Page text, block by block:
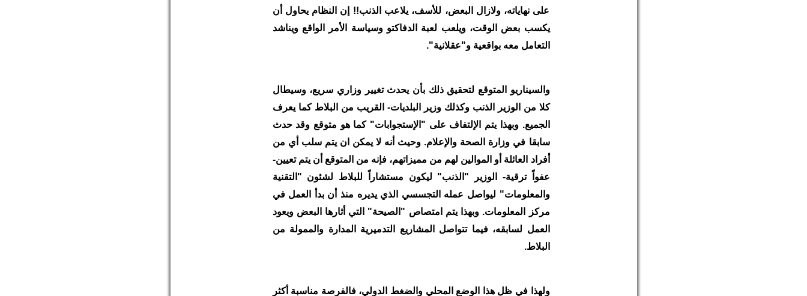
على نهاياته، ولازال البعض، للأسف، يلاعب الذنب!! إن النظام يحاول أن
يكسب بعض الوقت، ويلعب لعبة الدفاكتو وسياسة الأمر الواقع ويناشد
التعامل معه بواقعية و"عقلانية".
والسيناريو المتوقع لتحقيق ذلك بأن يحدث تغيير وزاري سريع، وسيطال
كلا من الوزير الذنب وكذلك وزير البلديات- القريب من البلاط كما يعرف
الجميع. وبهذا يتم الإلتفاف على "الإستجوابات" كما هو متوقع وقد حدث
سابقا في وزارة الصحة والإعلام. وحيث أنه لا يمكن ان يتم سلب أي من
أفراد العائلة أو الموالين لهم من مميزاتهم، فإنه من المتوقع أن يتم تعيين-
عفواً ترقية- الوزير "الذنب" ليكون مستشاراً للبلاط لشئون "التقنية
والمعلومات" ليواصل عمله التجسسي الذي يديره منذ أن بدأ العمل في
مركز المعلومات. وبهذا يتم امتصاص "الصيحة" التي أثارها البعض ويعود
العمل لسابقه، فيما تتواصل المشاريع التدميرية المدارة والممولة من
البلاط.
ولهذا في ظل هذا الوضع المحلي والضغط الدولي، فالفرصة مناسبة أكثر